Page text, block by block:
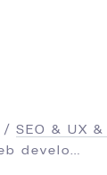
SEO & UX &
develo…